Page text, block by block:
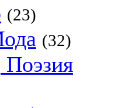
(23)
(32)
Поэзия